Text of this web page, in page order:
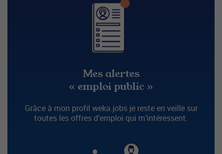
Mes alertes
« emploi public »
Grâce à mon profil weka.jobs je reste en veille sur
toutes les offres d’emploi qui m’intéressent.